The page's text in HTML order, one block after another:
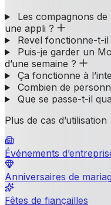
Les compagnons
une appli ?
Revel fonctionne-t-
Puis-je garder un
d’une semaine ?
Ça fonctionne à
Combien de
Que se passe-t-il
Plus de cas d’utilisation
Événements
Anniversaires de
Fêtes de fiançailles